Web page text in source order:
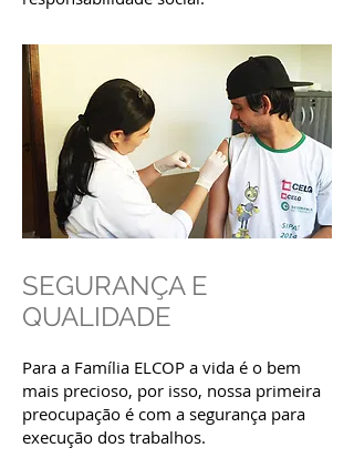
SEGURANÇA E
QUALIDADE
Para a Família ELCOP a vida é o bem
mais precioso, por isso, nossa primeira
preocupação é com a segurança para
execução dos trabalhos.